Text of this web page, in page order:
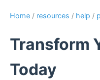
Home / resources / help /
Transform
Today